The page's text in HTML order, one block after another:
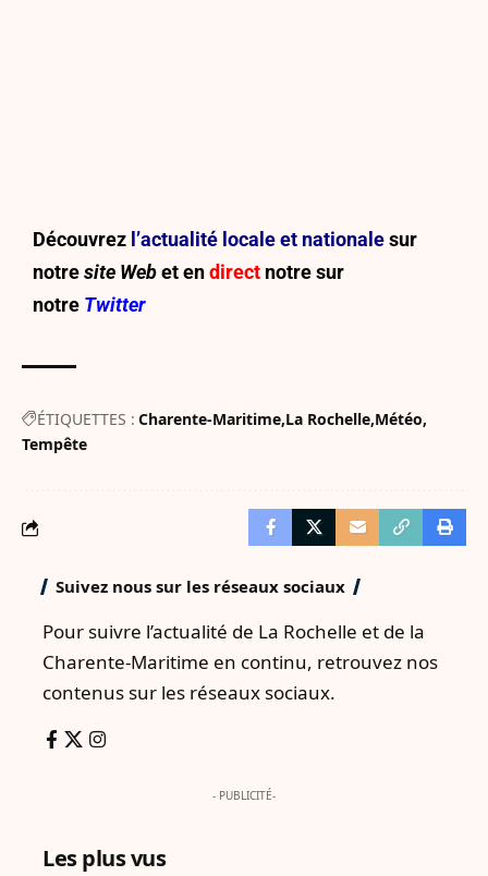
Découvrez l’actualité locale et nationalesur
notresite Webet endirect notre sur
notre Twitter
ÉTIQUETTES : Charente-Maritime La Rochelle Météo
Tempête
Suivez nous sur les réseaux sociaux
Pour suivre l’actualité de La Rochelle et de la
Charente-Maritime en continu, retrouvez nos
contenus sur les réseaux sociaux.
- PUBLICITÉ-
Les plus vus